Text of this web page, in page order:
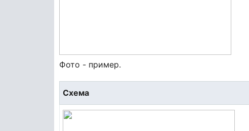
Фото - пример.
Схема